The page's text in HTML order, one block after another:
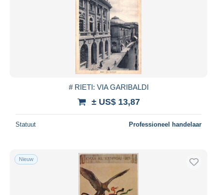
# RIETI: VIA GARIBALDI
± US$ 13,87
Statuut Professioneel handelaar
Nieuw